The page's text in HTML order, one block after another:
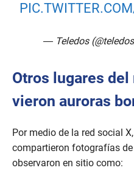
— Teledos
Otros lugares
vieron auroras
Por medio de la red social
compartieron fotografías
observaron en sitio como: